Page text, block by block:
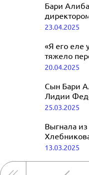
Бари
23.04.2025
«Я его еле
тяжело
На»
20.04.2025
Сын Бари
Лидии
неприятна
25.03.2025
Выгнала
с Бари
13.03.2025